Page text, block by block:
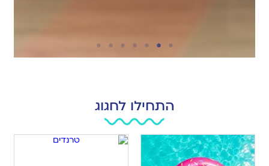
התחילו לחגוג